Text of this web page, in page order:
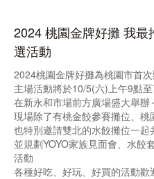
2024 桃園金牌好攤 我
選活動
2024桃園金牌好攤為桃園市首
主場活動將於10/5(六)上午9點
在新永和市場前方廣場盛大舉辦
現場除了有桃金餃參賽攤位、
也特別邀請雙北的水餃攤位一起
並規劃YOYO家族見面會、水餃
活動
各種好吃、好玩、好買的活動歡